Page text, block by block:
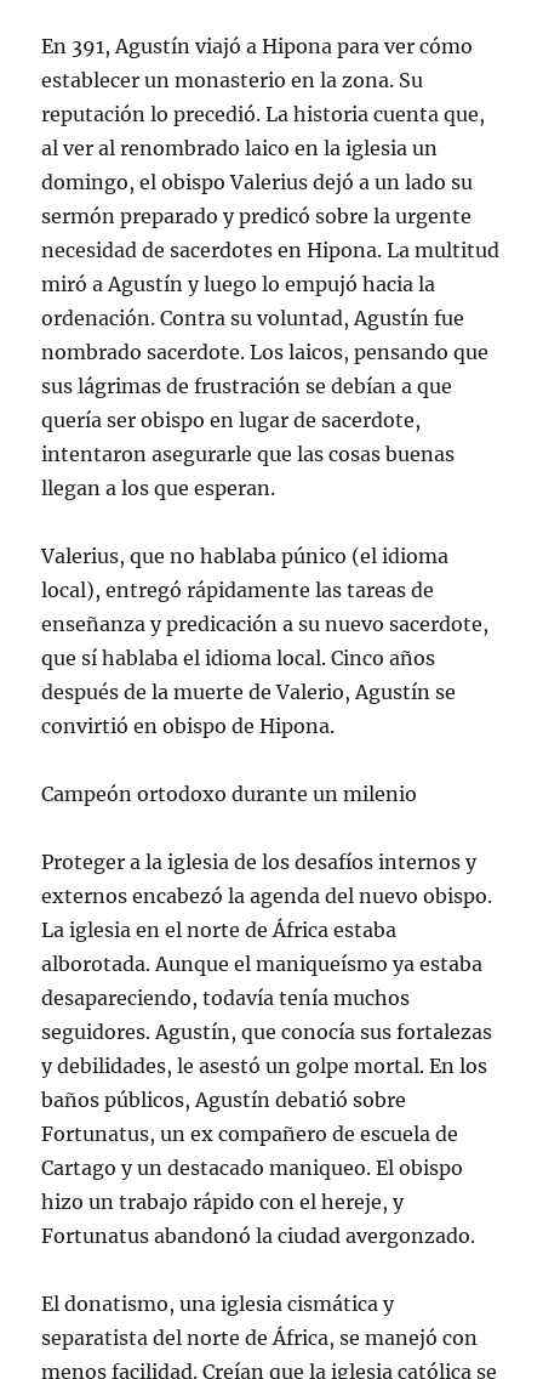
En 391, Agustín viajó a Hipona para ver cómo
establecer un monasterio en la zona. Su
reputación lo precedió. La historia cuenta que,
al ver al renombrado laico en la iglesia un
domingo, el obispo Valerius dejó a un lado su
sermón preparado y predicó sobre la urgente
necesidad de sacerdotes en Hipona. La multitud
miró a Agustín y luego lo empujó hacia la
ordenación. Contra su voluntad, Agustín fue
nombrado sacerdote. Los laicos, pensando que
sus lágrimas de frustración se debían a que
quería ser obispo en lugar de sacerdote,
intentaron asegurarle que las cosas buenas
llegan a los que esperan.
Valerius, que no hablaba púnico (el idioma
local), entregó rápidamente las tareas de
enseñanza y predicación a su nuevo sacerdote,
que sí hablaba el idioma local. Cinco años
después de la muerte de Valerio, Agustín se
convirtió en obispo de Hipona.
Campeón ortodoxo durante un milenio
Proteger a la iglesia de los desafíos internos y
externos encabezó la agenda del nuevo obispo.
La iglesia en el norte de África estaba
alborotada. Aunque el maniqueísmo ya estaba
desapareciendo, todavía tenía muchos
seguidores. Agustín, que conocía sus fortalezas
y debilidades, le asestó un golpe mortal. En los
baños públicos, Agustín debatió sobre
Fortunatus, un ex compañero de escuela de
Cartago y un destacado maniqueo. El obispo
hizo un trabajo rápido con el hereje, y
Fortunatus abandonó la ciudad avergonzado.
El donatismo, una iglesia cismática y
separatista del norte de África, se manejó con
menos facilidad. Creían que la iglesia católica se